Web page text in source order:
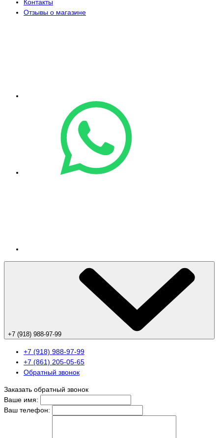
Контакты
Отзывы о магазине
+7 (918) 988-97-99
+7 (918) 988-97-99
+7 (861) 205-05-65
Обратный звонок
Заказать обратный звонок
Ваше имя:
Ваш телефон: